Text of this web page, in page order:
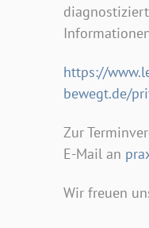
https://
bewegt.de/
Zur
E-Mail an
Wir freuen